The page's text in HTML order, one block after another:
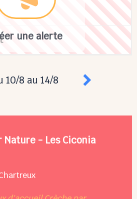
une alerte
10/8 au 14/8
Nature - Les Ciconia